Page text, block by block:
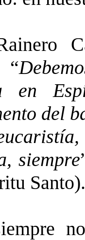
“
en
del
siempre
Santo).